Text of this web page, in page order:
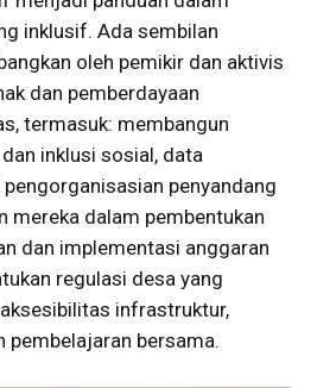
inklusif. Ada sembilan
oleh pemikir dan aktivis
dan pemberdayaan
termasuk: membangun
inklusi sosial, data
penyandang
mereka dalam pembentukan
dan implementasi anggaran
regulasi desa yang
infrastruktur,
bersama.